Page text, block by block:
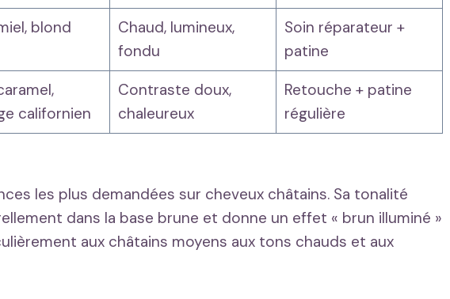
blond
Chaud, lumineux,
fondu
Soin réparateur +
patine
californien
Contraste doux,
chaleureux
Retouche + patine
régulière
les plus demandées sur cheveux châtains. Sa tonalité
dans la base brune et donne un effet « brun illuminé »
aux châtains moyens aux tons chauds et aux